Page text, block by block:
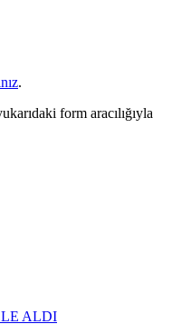
.
form aracılığıyla